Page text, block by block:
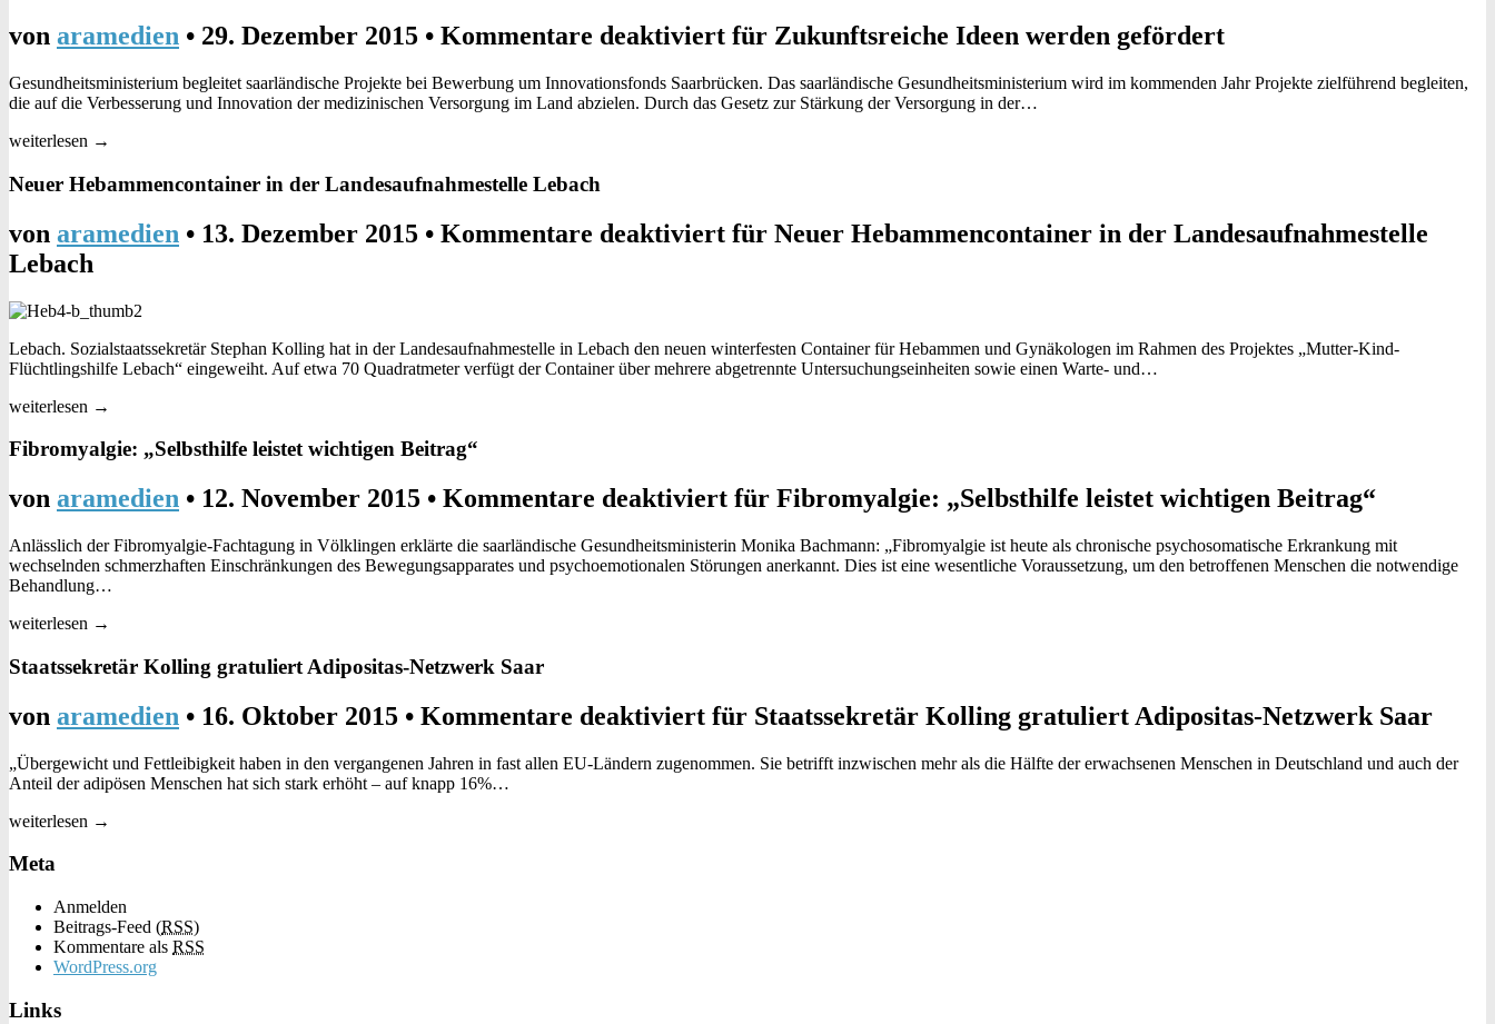
von aramedien • 29. Dezember 2015 • Kommentare deaktiviert für Zukunftsreiche Ideen werden gefördert
Gesundheitsministerium begleitet saarländische Projekte bei Bewerbung um Innovationsfonds Saarbrücken. Das saarländische Gesundheitsministerium wird im kommenden Jahr Projekte zielführend begleiten,
die auf die Verbesserung und Innovation der medizinischen Versorgung im Land abzielen. Durch das Gesetz zur Stärkung der Versorgung in der…
weiterlesen →
Neuer Hebammencontainer in der Landesaufnahmestelle Lebach
von aramedien • 13. Dezember 2015 • Kommentare deaktiviert für Neuer Hebammencontainer in der Landesaufnahmestelle
Lebach
Lebach. Sozialstaatssekretär Stephan Kolling hat in der Landesaufnahmestelle in Lebach den neuen winterfesten Container für Hebammen und Gynäkologen im Rahmen des Projektes „Mutter-Kind-
Flüchtlingshilfe Lebach“ eingeweiht. Auf etwa 70 Quadratmeter verfügt der Container über mehrere abgetrennte Untersuchungseinheiten sowie einen Warte- und…
weiterlesen →
Fibromyalgie: „Selbsthilfe leistet wichtigen Beitrag“
von aramedien • 12. November 2015 • Kommentare deaktiviert für Fibromyalgie: „Selbsthilfe leistet wichtigen Beitrag“
Anlässlich der Fibromyalgie-Fachtagung in Völklingen erklärte die saarländische Gesundheitsministerin Monika Bachmann: „Fibromyalgie ist heute als chronische psychosomatische Erkrankung mit
wechselnden schmerzhaften Einschränkungen des Bewegungsapparates und psychoemotionalen Störungen anerkannt. Dies ist eine wesentliche Voraussetzung, um den betroffenen Menschen die notwendige
Behandlung…
weiterlesen →
Staatssekretär Kolling gratuliert Adipositas-Netzwerk Saar
von aramedien • 16. Oktober 2015 • Kommentare deaktiviert für Staatssekretär Kolling gratuliert Adipositas-Netzwerk Saar
„Übergewicht und Fettleibigkeit haben in den vergangenen Jahren in fast allen EU-Ländern zugenommen. Sie betrifft inzwischen mehr als die Hälfte der erwachsenen Menschen in Deutschland und auch der
Anteil der adipösen Menschen hat sich stark erhöht – auf knapp 16%…
weiterlesen →
Meta
Anmelden
Beitrags-Feed (RSS)
Kommentare als RSS
WordPress.org
Links